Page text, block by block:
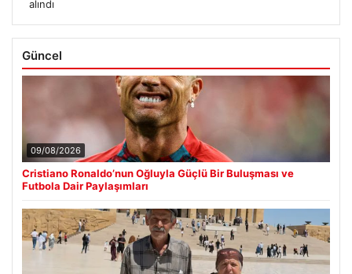
alındı
Güncel
09/08/2026
Cristiano Ronaldo’nun Oğluyla Güçlü Bir Buluşması ve
Futbola Dair Paylaşımları